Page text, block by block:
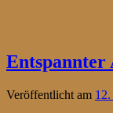
Entspannter
Veröffentlicht am